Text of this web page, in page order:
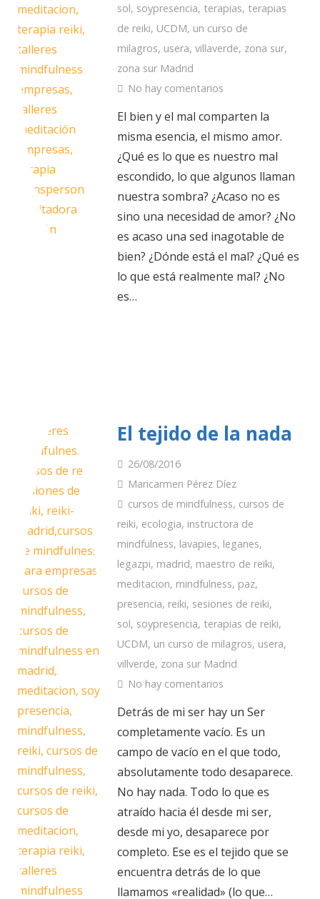
sol, soypresencia, terapias, terapias
de reiki, UCDM, un curso de
milagros, usera, villaverde, zona sur,
zona sur Madrid
No hay comentarios
El bien y el mal comparten la
misma esencia, el mismo amor.
¿Qué es lo que es nuestro mal
escondido, lo que algunos llaman
nuestra sombra? ¿Acaso no es
sino una necesidad de amor? ¿No
es acaso una sed inagotable de
bien? ¿Dónde está el mal? ¿Qué es
lo que está realmente mal? ¿No
es…
El tejido de la nada
26/08/2016
Maricarmen Pérez Díez
cursos de mindfulness, cursos de
reiki, ecologia, instructora de
mindfulness, lavapies, leganes,
legazpi, madrid, maestro de reiki,
meditacion, mindfulness, paz,
presencia, reiki, sesiones de reiki,
sol, soypresencia, terapias de reiki,
UCDM, un curso de milagros, usera,
villverde, zona sur Madrid
No hay comentarios
Detrás de mi ser hay un Ser
completamente vacío. Es un
campo de vacío en el que todo,
absolutamente todo desaparece.
No hay nada. Todo lo que es
atraído hacia él desde mi ser,
desde mi yo, desaparece por
completo. Ese es el tejido que se
encuentra detrás de lo que
llamamos «realidad» (lo que…